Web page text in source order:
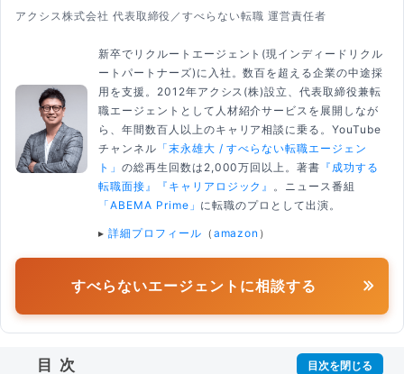
アクシス株式会社 代表取締役／すべらない転職 運営責任者
新卒でリクルートエージェント(現インディードリクル
ートパートナーズ)に入社。数百を超える企業の中途採
用を支援。2012年アクシス(株)設立、代表取締役兼転
職エージェントとして人材紹介サービスを展開しなが
ら、年間数百人以上のキャリア相談に乗る。YouTube
チャンネル 「末永雄大 / すべらない転職エージェン
ト」 の総再生回数は2,000万回以上。著書 『成功する
転職面接』
『キャリアロジック』
。ニュース番組
「ABEMA Prime」 に転職のプロとして出演。
▸ 詳細プロフィール （ amazon ）
すべらないエージェントに相談する
目次